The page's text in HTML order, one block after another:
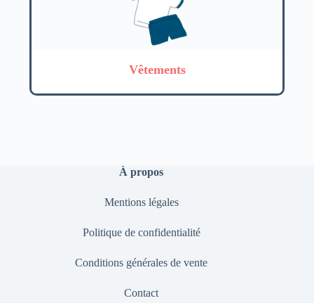
Vêtements
À propos
Mentions légales
Politique de confidentialité
Conditions générales de vente
Contact